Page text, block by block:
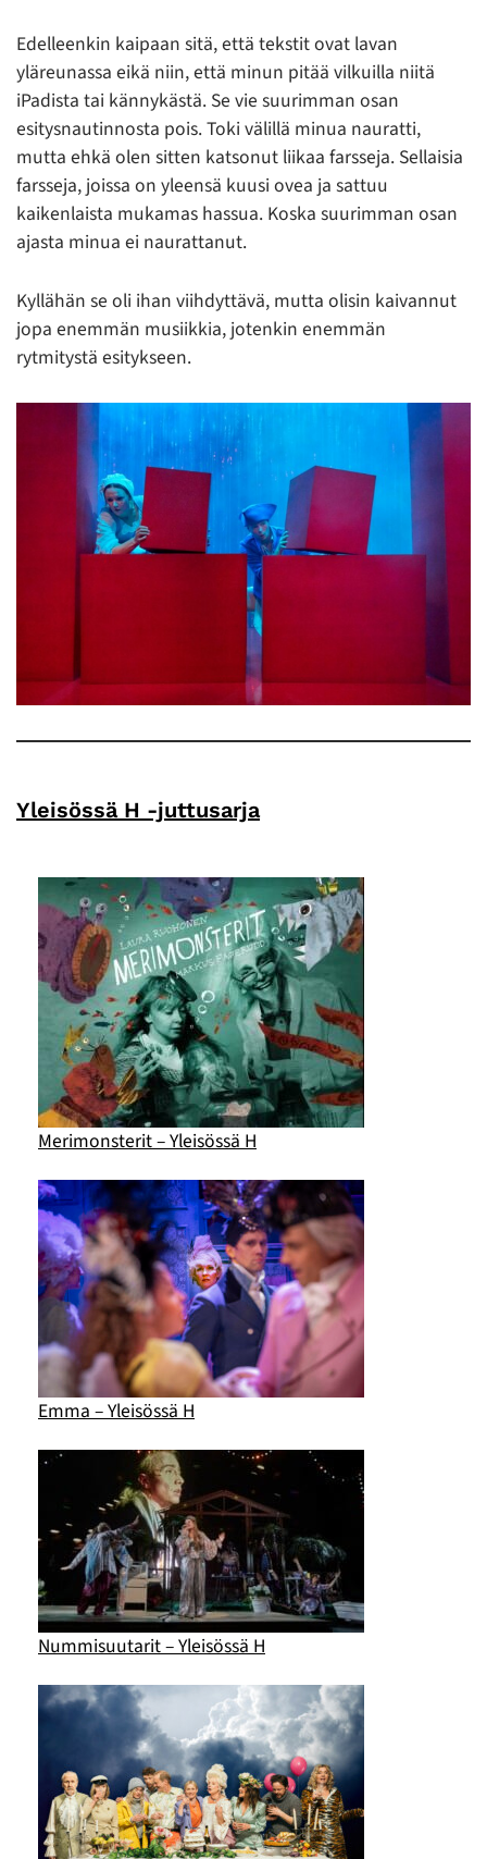
Edelleenkin kaipaan sitä, että tekstit ovat lavan
yläreunassa eikä niin, että minun pitää vilkuilla niitä
iPadista tai kännykästä. Se vie suurimman osan
esitysnautinnosta pois. Toki välillä minua nauratti,
mutta ehkä olen sitten katsonut liikaa farsseja. Sellaisia
farsseja, joissa on yleensä kuusi ovea ja sattuu
kaikenlaista mukamas hassua. Koska suurimman osan
ajasta minua ei naurattanut.
Kyllähän se oli ihan viihdyttävä, mutta olisin kaivannut
jopa enemmän musiikkia, jotenkin enemmän
rytmitystä esitykseen.
Yleisössä H -juttusarja
Merimonsterit – Yleisössä H
Emma – Yleisössä H
Nummisuutarit – Yleisössä H